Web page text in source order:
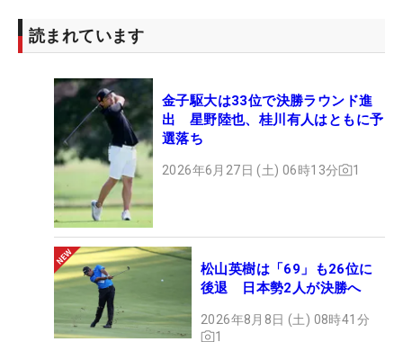
ながら（笑）。今は毎日パスタばっかり食べてます
よ」。現地生活が続くと、日本食が恋しくなること
もあるが、苦労すら楽しみに変えている。
現在のポイントランクは96位。110位以内の選手が
得られるシード権を争う日々が続いている。「今年
は初めてなのでしっかりシードを獲ることが目標。
まだ正直そこもあやしい部分があるので、しっかり
成績を積み重ねてシードを取りつつ、優勝争いをし
て優勝できればいい」というのがルーキーイヤーの
ビジョンだ。
今週の北アイルランドでの試合は、林間とリンクス
読まれています
金子駆大は33位で決勝ラウンド進
出 星野陸也、桂川有人はともに予
選落ち
2026年6月27日 (土) 06時13分 1
松山英樹は「69」も26位に
後退 日本勢2人が決勝へ
2026年8月8日 (土) 08時41分
1